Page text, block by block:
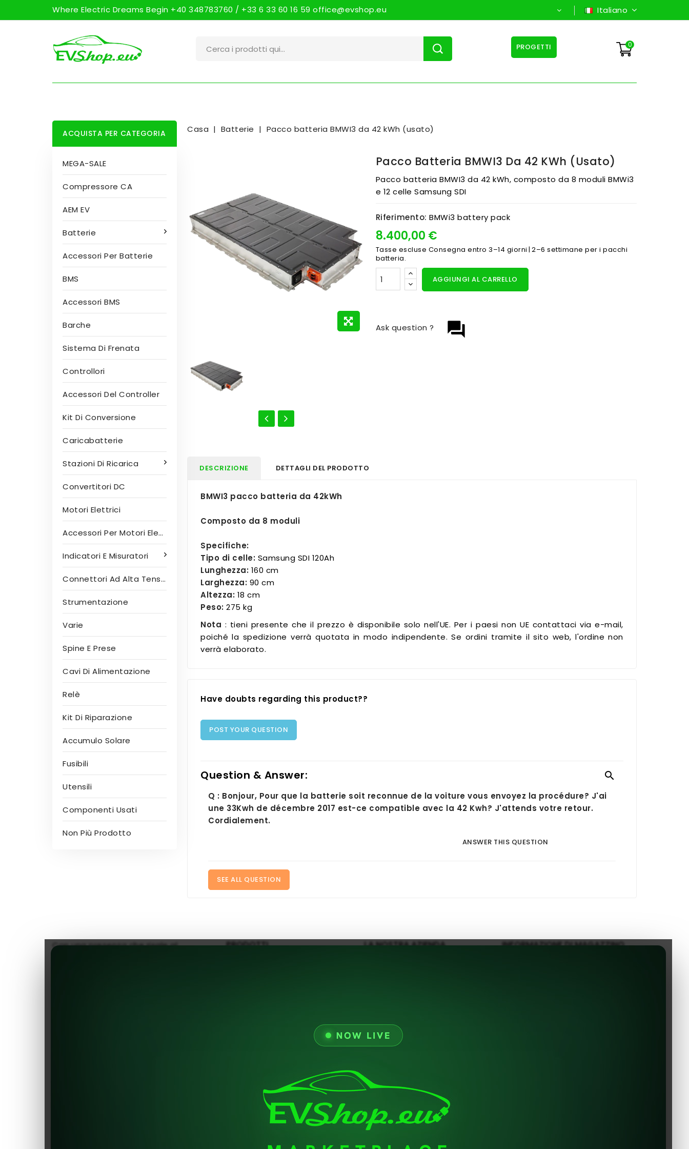
Where Electric Dreams Begin +40 348783760 / +33 6 33 60 16 59 office@evshop.eu Italiano
0
PROGETTI
ACQUISTA PER CATEGORIA
MEGA-SALE
Compressore CA
AEM EV
Batterie
Accessori Per Batterie
BMS
Accessori BMS
Barche
Sistema Di Frenata
Controllori
Accessori Del Controller
Kit Di Conversione
Caricabatterie
Stazioni Di Ricarica
Convertitori DC
Motori Elettrici
Accessori Per Motori Elettrici
Indicatori E Misuratori
Connettori Ad Alta Tensione
Strumentazione
Varie
Spine E Prese
Cavi Di Alimentazione
Relè
Kit Di Riparazione
Accumulo Solare
Fusibili
Utensili
Componenti Usati
Non Più Prodotto
Casa Batterie Pacco batteria BMWI3 da 42 kWh (usato)
Pacco Batteria BMWI3 Da 42 KWh (usato)
Pacco batteria BMWI3 da 42 kWh, composto da 8 moduli BMWi3
e 12 celle Samsung SDI
Riferimento: BMWi3 battery pack
8.400,00 €
Tasse escluse Consegna entro 3–14 giorni | 2–6 settimane per i pacchi
batteria.
AGGIUNGI AL CARRELLO
question_answer
Ask question ?
DESCRIZIONE DETTAGLI DEL PRODOTTO
BMWI3 pacco batteria da 42kWh
Composto da 8 moduli
Specifiche:
Tipo di celle: Samsung SDI 120Ah
Lunghezza: 160 cm
Larghezza: 90 cm
Altezza: 18 cm
Peso: 275 kg
Nota : tieni presente che il prezzo è disponibile solo nell'UE. Per i paesi non UE contattaci via e-mail,
poiché la spedizione verrà quotata in modo indipendente. Se ordini tramite il sito web, l'ordine non
verrà elaborato.
Have doubts regarding this product??
POST YOUR QUESTION
Question & Answer: 
Q : Bonjour, Pour que la batterie soit reconnue de la voiture vous envoyez la procédure? J'ai
une 33Kwh de décembre 2017 est-ce compatible avec la 42 Kwh? J'attends votre retour.
Cordialement.
ANSWER THIS QUESTION
SEE ALL QUESTION
Con una presenza che risale al
PRODOTTI LA NOSTRA AZIENDA
Chi Siamo
Pagamento Sicuro
Supporto
Contattaci
INFORMAZIONE DI MAGAZZINO